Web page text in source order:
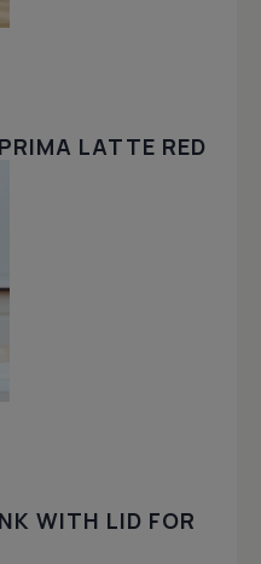
LATTE RED
WITH LID FOR